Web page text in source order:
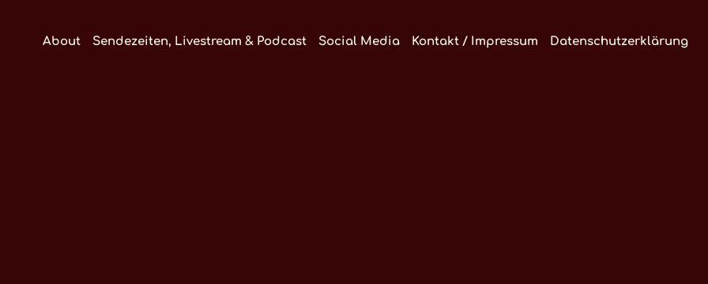
About Sendezeiten, Livestream & Podcast Social Media Kontakt / Impressum Datenschutzerklärung